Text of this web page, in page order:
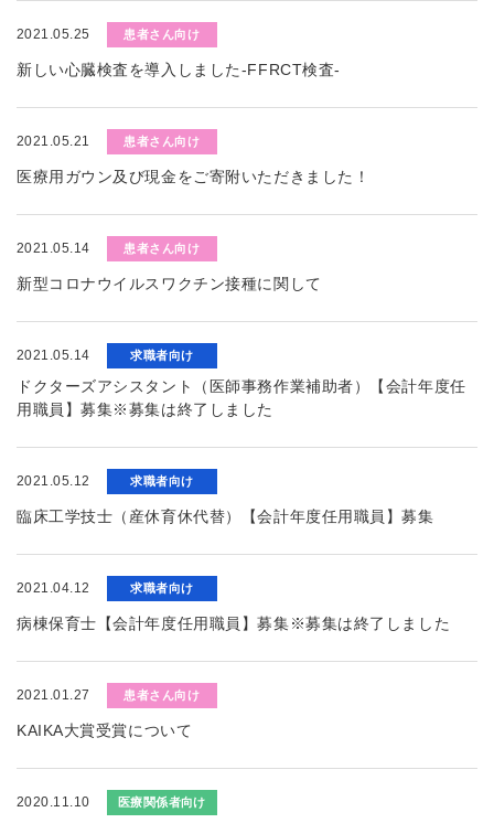
2021.05.25 患者さん向け
新しい心臓検査を導入しました-FFRCT検査-
2021.05.21 患者さん向け
医療用ガウン及び現金をご寄附いただきました！
2021.05.14 患者さん向け
新型コロナウイルスワクチン接種に関して
2021.05.14 求職者向け
ドクターズアシスタント（医師事務作業補助者）【会計年度任
用職員】募集※募集は終了しました
2021.05.12 求職者向け
臨床工学技士（産休育休代替）【会計年度任用職員】募集
2021.04.12 求職者向け
病棟保育士【会計年度任用職員】募集※募集は終了しました
2021.01.27 患者さん向け
KAIKA大賞受賞について
2020.11.10 医療関係者向け